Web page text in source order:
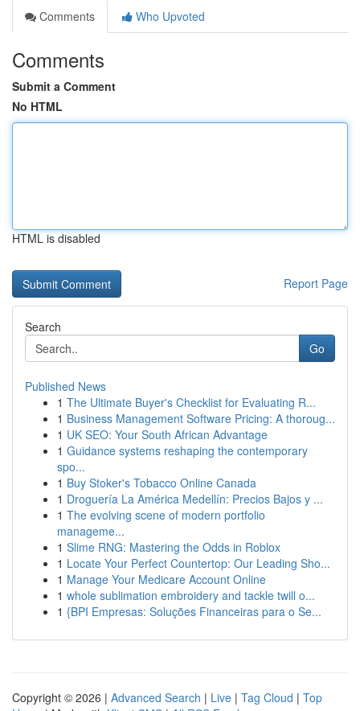
Comments
Who Upvoted
Comments
Submit a Comment
No HTML
HTML is disabled
Report Page
Search
Go
Published News
1 The Ultimate Buyer's Checklist for Evaluating R...
1 Business Management Software Pricing: A thoroug...
1 UK SEO: Your South African Advantage
1 Guidance systems reshaping the contemporary
spo...
1 Buy Stoker's Tobacco Online Canada
1 Droguería La América Medellín: Precios Bajos y ...
1 The evolving scene of modern portfolio
manageme...
1 Slime RNG: Mastering the Odds in Roblox
1 Locate Your Perfect Countertop: Our Leading Sho...
1 Manage Your Medicare Account Online
1 whole sublimation embroidery and tackle twill o...
1 {BPI Empresas: Soluções Financeiras para o Se...
Copyright © 2026 | Advanced Search | Live | Tag Cloud | Top